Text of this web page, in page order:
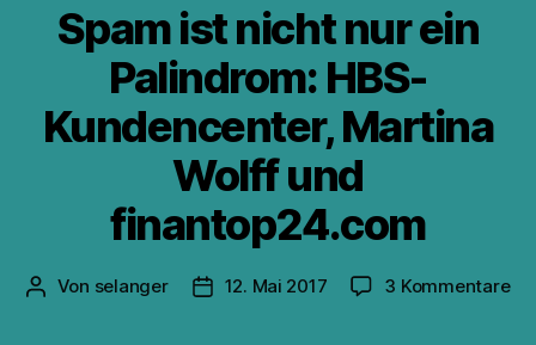
Spam ist nicht nur ein
Palindrom: HBS-
Kundencenter, Martina
Wolff und
finantop24.com
Beitragsautor
Von selanger Veröffentlichungsdatum
12. Mai 2017 3 Kommentarezu